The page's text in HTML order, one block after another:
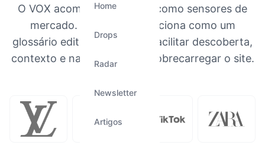
Home
Drops
Radar
Newsletter
Artigos
O VOX acompanha marcas como sensores de
mercado. Esta página funciona como um
glossário editorial leve para facilitar descoberta,
contexto e navegação sem sobrecarregar o site.